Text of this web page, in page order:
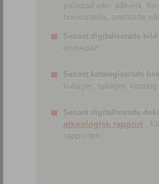
palissad eller pålverk,
horisontella, spetsade
Senast digitaliserade bild
enmedad
Senast katalogiserade bok
kullager, rullager,
Senast digitaliserade
arkeologisk rapport ;
rapporten